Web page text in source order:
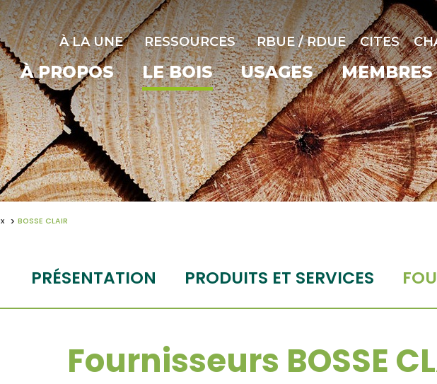
À LA UNE RESSOURCES RBUE / RDUE CITES
À PROPOS LE BOIS USAGES MEMBRES
BOSSE CLAIR
PRÉSENTATION PRODUITS ET SERVICES
Fournisseurs BOSSE